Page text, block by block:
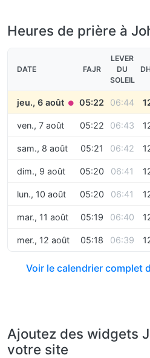
Heures de prière à
DATE FAJR
LEVER
DU
SOLEIL
jeu., 6 août ● 05:22 06:44
ven., 7 août 05:22 06:43
sam., 8 août 05:21 06:42
dim., 9 août 05:20 06:41
lun., 10 août 05:20 06:41
mar., 11 août 05:19 06:40
mer., 12 août 05:18 06:39
Voir le calendrier complet
Ajoutez des widgets
votre site